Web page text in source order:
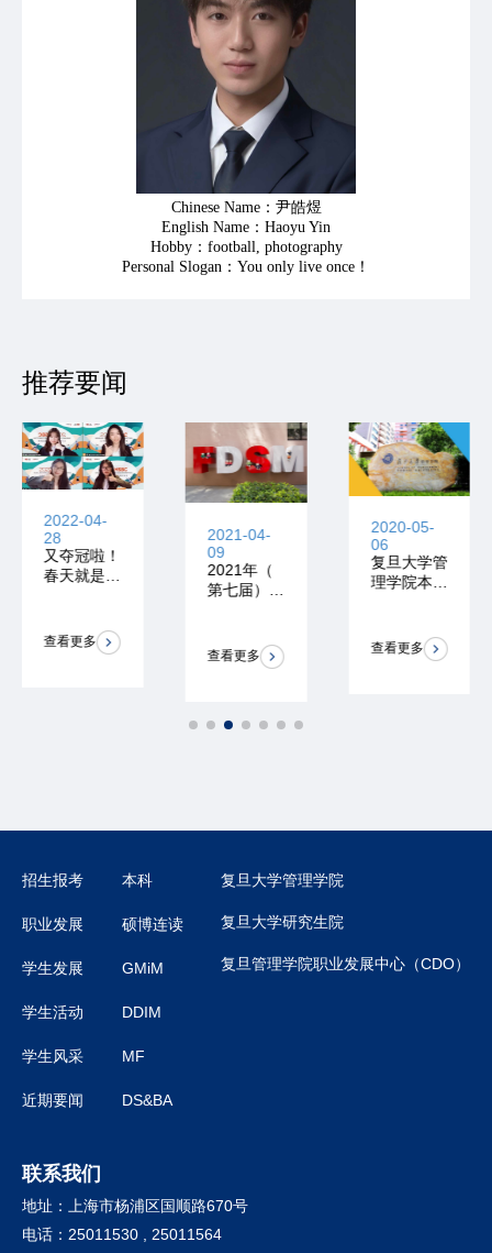
Chinese Name：尹皓煜
English Name：Haoyu Yin
Hobby：football, photography
Personal Slogan：You only live once！
推荐要闻
2022-04-
28
又夺冠啦！
春天就是开
查看更多
2021-04-
09
2021年（
第七届）全
报名开始！
查看更多
2020-05-
06
复旦大学管
理学院本科
！
查看更多
招生报考
职业发展
学生发展
学生活动
学生风采
近期要闻
本科
硕博连读
GMiM
DDIM
MF
DS&BA
复旦大学管理学院
复旦大学研究生院
复旦管理学院职业发展中心（CDO）
联系我们
地址：上海市杨浦区国顺路670号
电话：25011530 , 25011564